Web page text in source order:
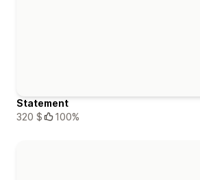
Statement
320 $
100%